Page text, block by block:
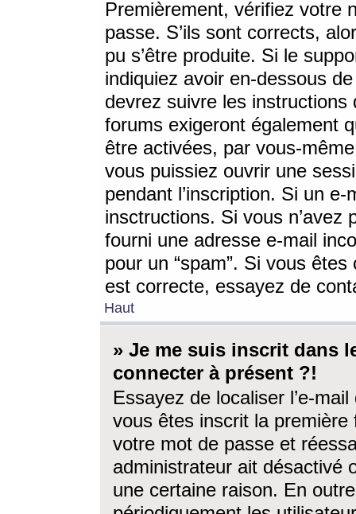
Premièrement, vérifiez votre
passe. S’ils sont corrects,
pu s’être produite. Si le
indiquiez avoir en-dessous
devrez suivre les
forums exigeront également
être activées, par vous-
vous puissiez ouvrir une
pendant l’inscription. Si un
insctructions. Si vous n’avez
fourni une adresse e-mail
pour un “spam”. Si vous
est correcte, essayez de
Haut
» Je me suis inscrit dans
connecter à présent ?!
Essayez de localiser l’e-
vous êtes inscrit la première
votre mot de passe et
administrateur ait désactivé
une certaine raison. En